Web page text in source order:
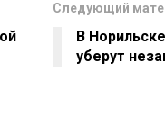
Следующий
В
уберут